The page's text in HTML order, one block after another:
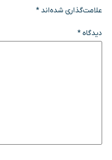
علامت‌گذاری شده‌اند*
دیدگاه*